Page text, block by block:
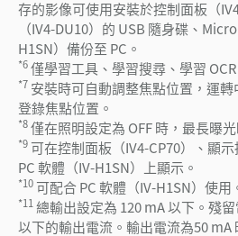
存的影像可使用安裝於控制面板（
（IV4-DU10）的 USB 隨身碟、
H1SN）備份至 PC。
*6僅學習工具、學習搜尋、學習
*7 安裝時可自動調整焦點位置，運
登錄焦點位置。
*8僅在照明設定為 OFF 時，最長曝
*9 可在控制面板（IV4-CP70）、顯
PC 軟體（IV-H1SN）上顯示。
*10 可配合 PC 軟體（IV-H1SN）使用
*11 總輸出設定為 120 mA 以下。殘
以下的輸出電流。輸出電流為50 mA